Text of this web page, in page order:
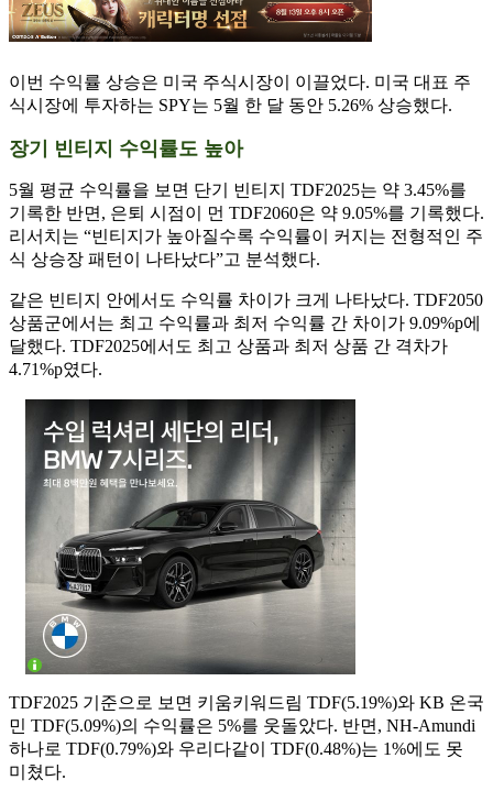
이번 수익률 상승은 미국 주식시장이 이끌었다. 미국 대표 주
식시장에 투자하는 SPY는 5월 한 달 동안 5.26% 상승했다.
장기 빈티지 수익률도 높아
5월 평균 수익률을 보면 단기 빈티지 TDF2025는 약 3.45%를
기록한 반면, 은퇴 시점이 먼 TDF2060은 약 9.05%를 기록했다.
리서치는 “빈티지가 높아질수록 수익률이 커지는 전형적인 주
식 상승장 패턴이 나타났다”고 분석했다.
같은 빈티지 안에서도 수익률 차이가 크게 나타났다. TDF2050
상품군에서는 최고 수익률과 최저 수익률 간 차이가 9.09%p에
달했다. TDF2025에서도 최고 상품과 최저 상품 간 격차가
4.71%p였다.
TDF2025 기준으로 보면 키움키워드림 TDF(5.19%)와 KB 온국
민 TDF(5.09%)의 수익률은 5%를 웃돌았다. 반면, NH-Amundi
하나로 TDF(0.79%)와 우리다같이 TDF(0.48%)는 1%에도 못
미쳤다.